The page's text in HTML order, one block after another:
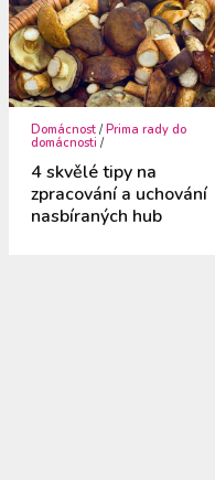
Domácnost /Prima rady do
domácnosti /
4 skvělé tipy na
zpracování a uchování
nasbíraných hub